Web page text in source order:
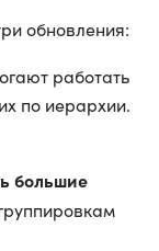
обновления:
работать
по иерархии.
большие